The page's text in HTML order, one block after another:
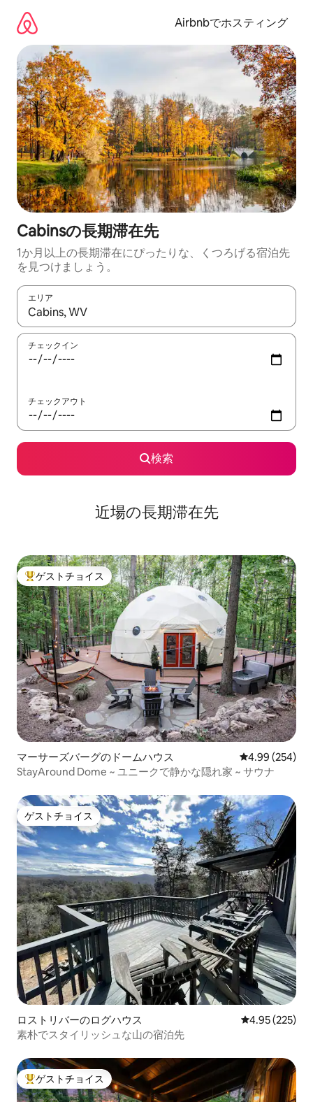
Airbnbでホスティング
Cabinsの長期滞在先
1か月以上の長期滞在にぴったりな、くつろげる宿泊先
を見つけましょう。
エリア
検索結果が表示されたら、上下の矢印キーを使って移動するか
チェックイン
チェックアウト
検索
近場の長期滞在先
大好評のゲストチョイスです。
ゲストチョイス
マーサーズバーグのドームハウス レビュー254
4.99 (254)
StayAround Dome ~ ユニークで静かな隠れ家 ~ サウナ
ゲストチョイス
ゲストチョイス
ロストリバーのログハウス レビュー225
4.95 (225)
素朴でスタイリッシュな山の宿泊先
大好評のゲストチョイスです。
ゲストチョイス